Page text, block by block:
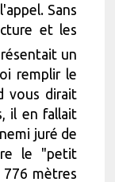
Sans
et les
un
remplir le
vous dirait
il en fallait
juré de
le "petit
776 mètres